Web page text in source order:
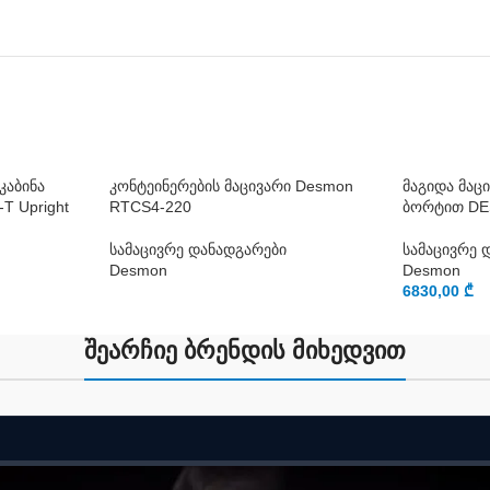
T Upright
კონტეინერების მაცივარი Desmon
RTCS4-220
სამაცივრე დანადგარები
Desmon
მაგიდა
ბორტით
სამაცივრე
Desmon
6830,00₾
შეარჩიე ბრენდის მიხედვით